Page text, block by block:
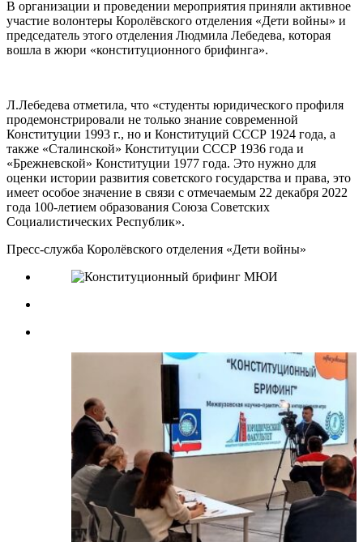
В организации и проведении мероприятия приняли активное
участие волонтеры Королёвского отделения «Дети войны» и
председатель этого отделения Людмила Лебедева, которая
вошла в жюри «конституционного брифинга».
Л.Лебедева отметила, что «студенты юридического профиля
продемонстрировали не только знание современной
Конституции 1993 г., но и Конституций СССР 1924 года, а
также «Сталинской» Конституции СССР 1936 года и
«Брежневской» Конституции 1977 года. Это нужно для
оценки истории развития советского государства и права, это
имеет особое значение в связи с отмечаемым 22 декабря 2022
года 100-летием образования Союза Советских
Социалистических Республик».
Пресс-служба Королёвского отделения «Дети войны»